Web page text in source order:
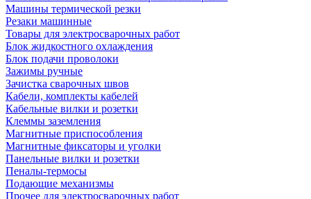
Машины термической резки
Резаки машинные
Товары для электросварочных работ
Блок жидкостного охлаждения
Блок подачи проволоки
Зажимы ручные
Зачистка сварочных швов
Кабели, комплекты кабелей
Кабельные вилки и розетки
Клеммы заземления
Магнитные приспособления
Магнитные фиксаторы и уголки
Панельные вилки и розетки
Пеналы-термосы
Подающие механизмы
Прочее для электросварочных работ